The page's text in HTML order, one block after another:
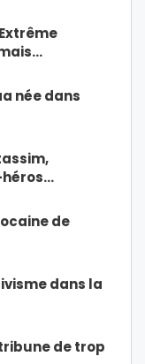
née dans
de
dans la
de trop